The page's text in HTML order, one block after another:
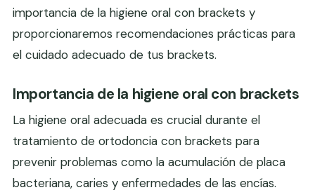
importancia de la higiene oral con brackets y
proporcionaremos recomendaciones prácticas para
el cuidado adecuado de tus brackets.
Importancia de la higiene oral con brackets
La higiene oral adecuada es crucial durante el
tratamiento de ortodoncia con brackets para
prevenir problemas como la acumulación de placa
bacteriana, caries y enfermedades de las encías.